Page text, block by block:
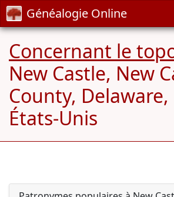
Généalogie Online
Concernant le
New Castle, New
County, Delaware,
États-Unis